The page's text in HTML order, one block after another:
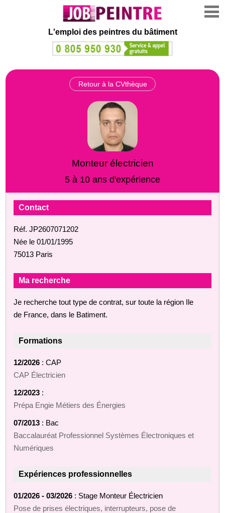
L'emploi des peintres du bâtiment
Retour à la CVthèque
Monteur électricien
5 à 10 ans d'expérience
Contact
Réf. JP2607071202
Née le 01/01/1995
75013 Paris
Ma recherche
Je recherche tout type de contrat, sur toute la région Ile
de France, dans le Batiment.
Formations
12/2026 : CAP
CAP Électricien
12/2023 :
Prépa Engie Métiers des Énergies
07/2013 : Bac
Baccalauréat Professionnel Systèmes Électroniques et
Numériques
Expériences professionnelles
01/2026 - 03/2026 : Stage Monteur Électricien
Pose de prises électriques, interrupteurs, pose de